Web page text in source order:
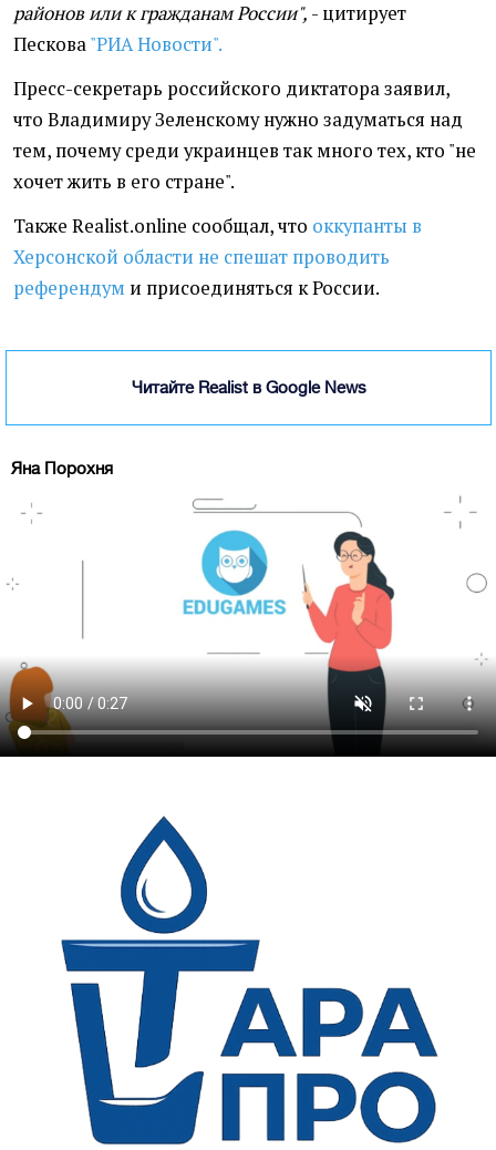
районов или к гражданам России", - цитирует
Пескова"РИА Новости".
Пресс-секретарь российского диктатора заявил,
что Владимиру Зеленскому нужно задуматься над
тем, почему среди украинцев так много тех, кто "не
хочет жить в его стране".
Также Realist.online сообщал, что оккупанты в
Херсонской области не спешат проводить
референдум и присоединяться к России.
Читайте Realist в Google News
Яна Порохня